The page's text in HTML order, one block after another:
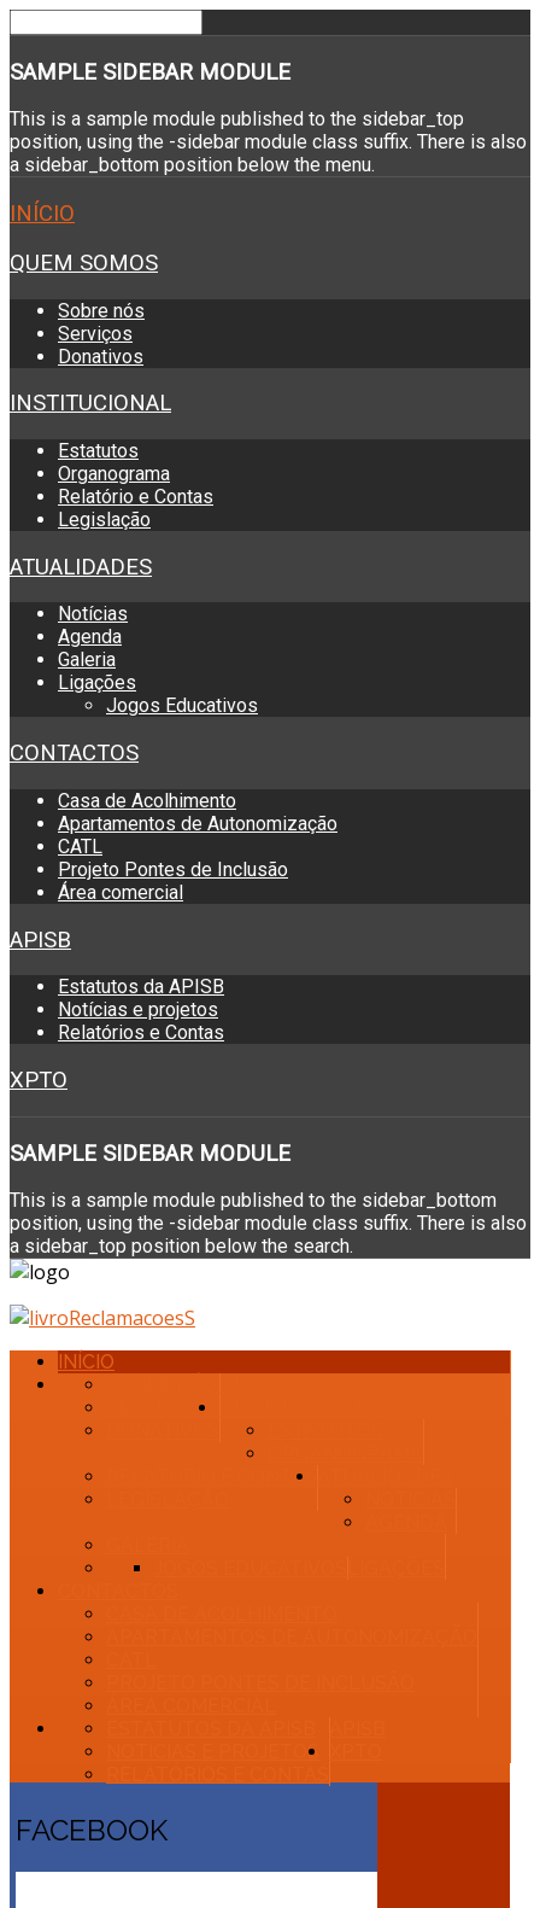
SAMPLE SIDEBAR MODULE
This is a sample module published to the sidebar_top
position, using the -sidebar module class suffix. There is also
a sidebar_bottom position below the menu.
INÍCIO
QUEM SOMOS
Sobre nós
Serviços
Donativos
INSTITUCIONAL
Estatutos
Organograma
Relatório e Contas
Legislação
ATUALIDADES
Notícias
Agenda
Galeria
Ligações
Jogos Educativos
CONTACTOS
Casa de Acolhimento
Apartamentos de Autonomização
CATL
Projeto Pontes de Inclusão
Área comercial
APISB
Estatutos da APISB
Notícias e projetos
Relatórios e Contas
XPTO
SAMPLE SIDEBAR MODULE
This is a sample module published to the sidebar_bottom
position, using the -sidebar module class suffix. There is also
a sidebar_top position below the search.
INÍCIO
SERVIÇOS
RELATÓRIO E CONTAS
NOTÍCIAS E PROJETOS
FACEBOOK